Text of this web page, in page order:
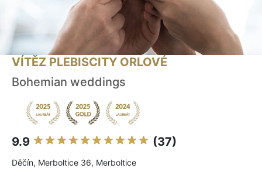
VÍTĚZ PLEBISCITY ORLOVÉ
Bohemian weddings
9.9 (37)
Děčín, Merboltice 36, Merboltice